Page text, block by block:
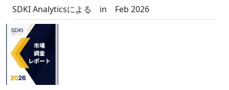
SDKI Analyticsによる
in Feb 2026